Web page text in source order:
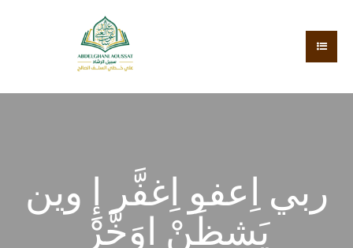
ربي اِعفو اِغفَّر إِ وين
يَشظَنْ اوَخَّرْ